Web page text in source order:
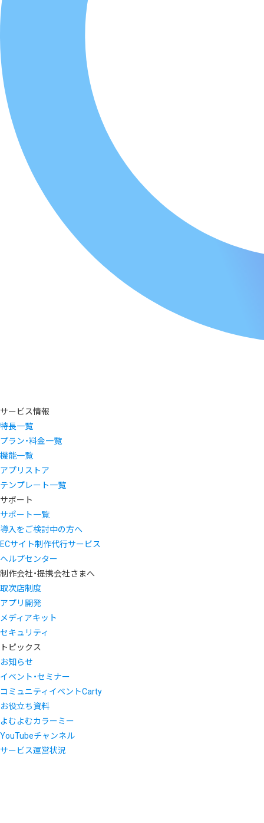
サービス情報
特長一覧
プラン・料金一覧
機能一覧
アプリストア
テンプレート一覧
サポート
サポート一覧
導入をご検討中の方へ
ECサイト制作代行サービス
ヘルプセンター
制作会社・提携会社さまへ
取次店制度
アプリ開発
メディアキット
セキュリティ
トピックス
お知らせ
イベント・セミナー
コミュニティイベントCarty
お役立ち資料
よむよむカラーミー
YouTubeチャンネル
サービス運営状況